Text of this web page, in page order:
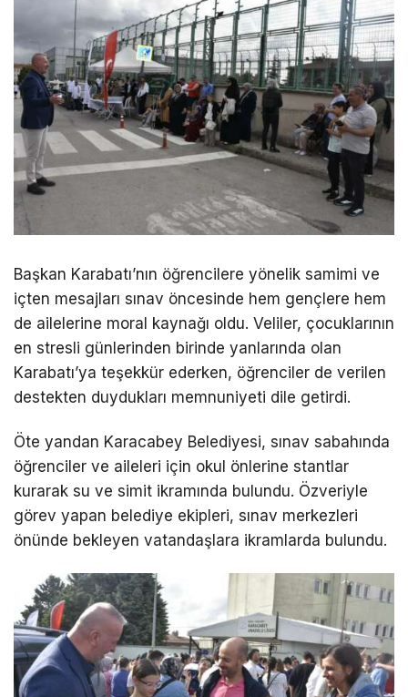
Başkan Karabatı’nın öğrencilere yönelik samimi ve
içten mesajları sınav öncesinde hem gençlere hem
de ailelerine moral kaynağı oldu. Veliler, çocuklarının
en stresli günlerinden birinde yanlarında olan
Karabatı’ya teşekkür ederken, öğrenciler de verilen
destekten duydukları memnuniyeti dile getirdi.
Öte yandan Karacabey Belediyesi, sınav sabahında
öğrenciler ve aileleri için okul önlerine stantlar
kurarak su ve simit ikramında bulundu. Özveriyle
görev yapan belediye ekipleri, sınav merkezleri
önünde bekleyen vatandaşlara ikramlarda bulundu.